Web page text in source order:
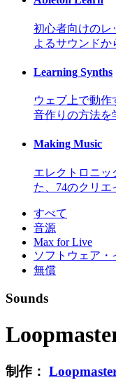
初心者向けのレ
よるサウンドか
Learning Synths
ウェブ上で動作
音作りの方法を
Making Music
エレクトロニッ
た、74のクリエ
すべて
音源
Max for Live
ソフトウェア・
無償
Sounds
制作：